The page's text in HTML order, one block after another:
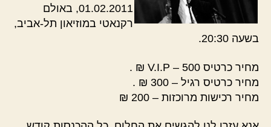
01.02.2011, באולם
רקנאטי במוזיאון תל-אביב,
בשעה 20:30.
מחיר כרטיס V.I.P – 500 ₪ .
מחיר כרטיס רגיל – 300 ₪ .
מחיר רכישות מרוכזות – 200 ₪